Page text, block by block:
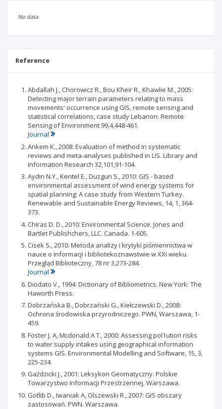
No data
Reference
Abdallah J., Chorowicz R., Bou Kheir R., Khawlie M., 2005:
Detecting major terrain parameters relating to mass
movements' occurrence using GIS, remote sensing and
statistical correlations, case study Lebanon. Remote
Sensing of Environment 99,4,448-461.
Journal
Ankem K., 2008: Evaluation of method in systematic
reviews and meta-analyses published in LIS. Library and
Information Research 32,101,91-104.
Aydin N.Y., Kentel E., Duzgun S., 2010: GIS - based
environmental assessment of wind energy systems for
spatial planning: A case study from Western Turkey.
Renewable and Sustainable Energy Reviews, 14, 1, 364-
373.
Chiras D. D., 2010: Environmental Science. Jones and
Bartlet Publishchers, LLC. Canada. 1-605.
Cisek S., 2010: Metoda analizy i krytyki piśmiennictwa w
nauce o informacji i bibliotekoznawstwie w XXI wieku.
Przegląd Biblioteczny, 78 nr 3,273-284.
Journal
Diodato V., 1994: Dictionary of Bibliometrics. New York: The
Haworth Press.
Dobrzańska B., Dobrzański G., Kiełczewski D., 2008:
Ochrona środowiska przyrodniczego. PWN, Warszawa, 1-
459.
Foster J. A, Mcdonald A T., 2000: Assessing pol1ution risks
to water supply intakes using geographical information
systems GIS. Environmental Modelling and Software, 15, 3,
225-234.
Gaździcki J., 2001: Leksykon Geomatyczny. Polskie
Towarzystwo Informacji Przestrzennej. Warszawa.
Gotlib D., Iwaniak A, Olszewski R., 2007: GIS obszary
zastosowań. PWN. Warszawa.